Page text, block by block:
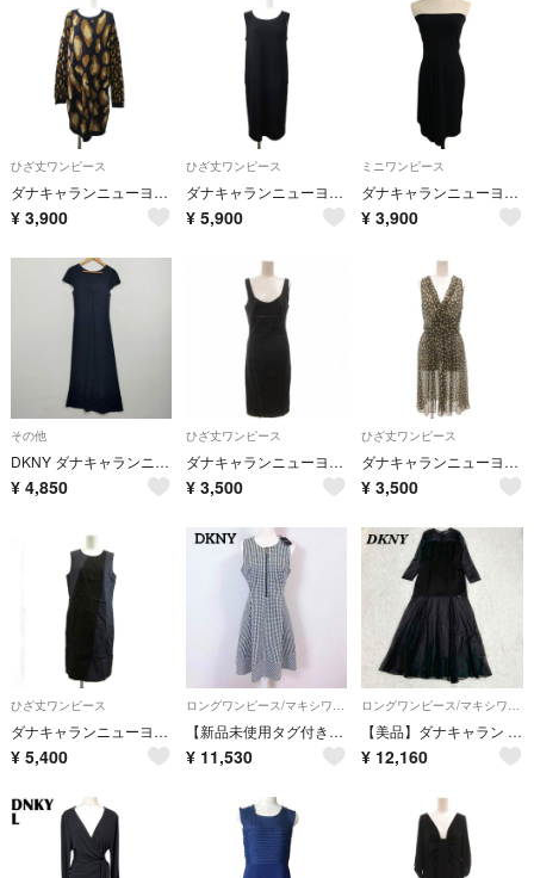
ひざ丈ワンピース
ダナキャランニューヨーク ニットワンピース P ベージュ 黒 ブラック 茶
¥ 3,900
ひざ丈ワンピース
ダナキャランニューヨーク コクーンワンピース S 黒 ブラック ノースリーブ
¥ 5,900
ミニワンピース
ダナキャランニューヨーク ワンピース ベアトップ 無地 タック P 黒
¥ 3,900
その他
DKNY ダナキャランニューヨーク ロングワンピース ビーズ装飾 ビジュー マキシ丈 Vネック フレア Aライン ストレッチ パーティー フォーマル ブラック サイズ S G578
¥ 4,850
ひざ丈ワンピース
ダナキャランニューヨーク DKNY 美品 デニムワンピース ひざ丈 ノースリーブ
¥ 3,500
ひざ丈ワンピース
ダナキャランニューヨーク DKNY 美品 ノースリーブワンピース ひざ丈 M
¥ 3,500
ひざ丈ワンピース
ダナキャランニューヨーク ノースリーブワンピース ひざ丈 麻 リネン 6 黒
¥ 5,400
ロングワンピース/マキシワンピース
【新品未使用タグ付き】DKNY L シアサッカー フレアワンピース
¥ 11,530
ロングワンピース/マキシワンピース
【美品】ダナキャラン シルク混 レース切替ロングドレスワンピース 4
¥ 12,160